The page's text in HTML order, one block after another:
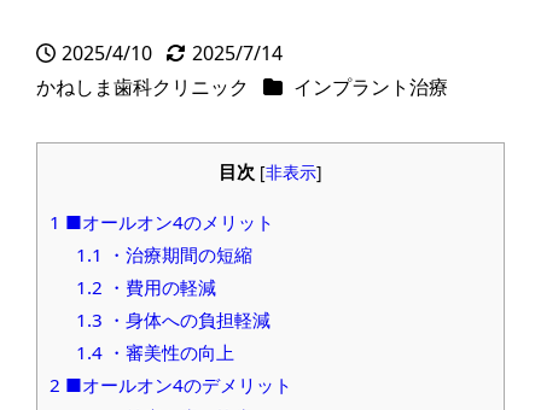
投稿日
2025/4/10
更新日
2025/7/14
著
かねしま歯科クリニック カテゴリー
インプラント治療
目次 [非表示]
1 ■オールオン4のメリット
1.1
・治療期間の短縮
1.2 ・費用の軽減
1.3 ・身体への負担軽減
1.4 ・審美性の向上
2 ■オールオン4のデメリット